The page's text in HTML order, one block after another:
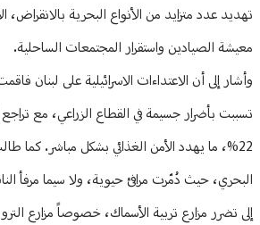
تهديد عدد متزايد من الأنواع البحرية بالانقراض،
معيشة الصيادين واستقرار المجتمعات الساحلية.
وأشار إلى أن الاعتداءات الاسرائيلية على لبنان
تسببت بأضرار جسيمة في القطاع الزراعي، مع تراجع
22%، ما يهدد الأمن الغذائي بشكل مباشر. كما
البحري، حيث دُمّرت مرافئ حيوية، ولا سيما مرفأ
إلى تضرر مزارع تربية الأسماك، خصوصاً مزارع